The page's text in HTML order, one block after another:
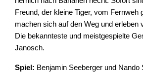
Freund, der kleine Tiger, vom Fernweh
machen sich auf den Weg und erleben
Die bekannteste und meistgespielte
Janosch.
Spiel: Benjamin Seeberger und Nando